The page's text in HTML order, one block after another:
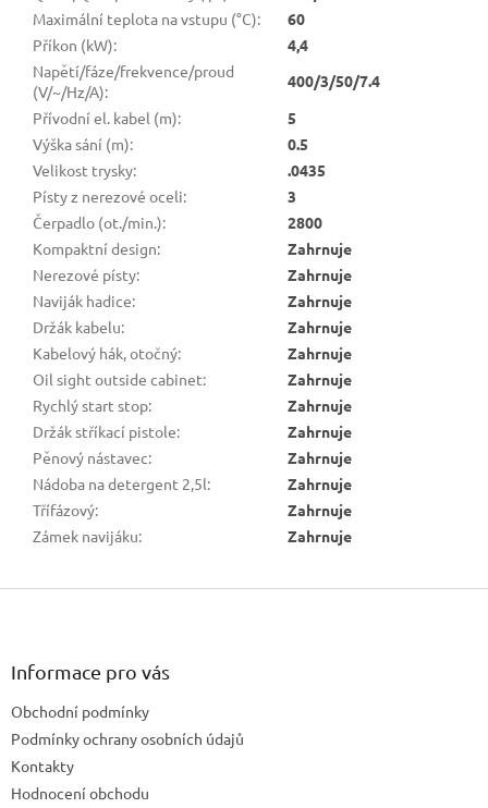
Maximální teplota na vstupu (°C):
60
Příkon (kW):
4,4
Napětí/fáze/frekvence/proud
(V/~/Hz/A):
400/3/50/7.4
Přívodní el. kabel (m):
5
Výška sání (m):
0.5
Velikost trysky:
.0435
Písty z nerezové oceli:
3
Čerpadlo (ot./min.):
2800
Kompaktní design:
Zahrnuje
Nerezové písty:
Zahrnuje
Naviják hadice:
Zahrnuje
Držák kabelu:
Zahrnuje
Kabelový hák, otočný:
Zahrnuje
Oil sight outside cabinet:
Zahrnuje
Rychlý start stop:
Zahrnuje
Držák stříkací pistole:
Zahrnuje
Pěnový nástavec:
Zahrnuje
Nádoba na detergent 2,5l:
Zahrnuje
Třífázový:
Zahrnuje
Zámek navijáku: Zahrnuje
Z
Informace pro vás
Obchodní podmínky
Podmínky ochrany osobních údajů
Kontakty
Hodnocení obchodu